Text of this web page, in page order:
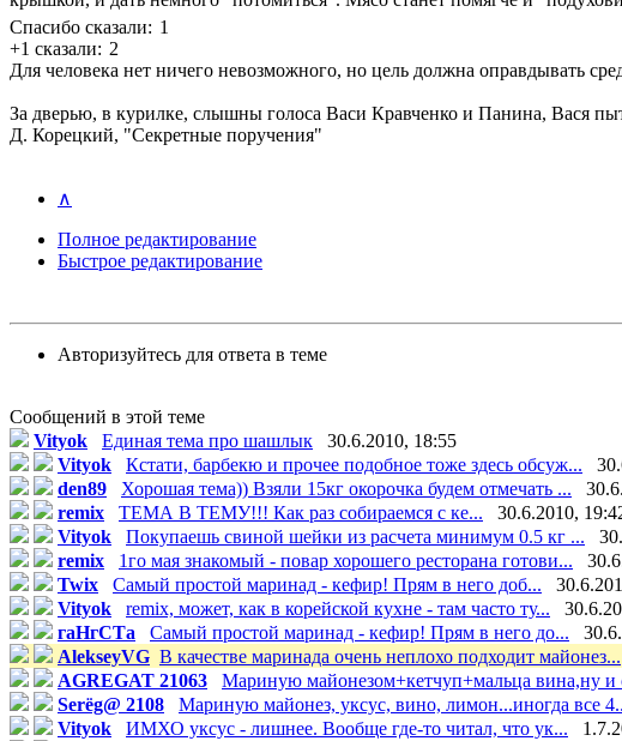
Спасибо сказали: 1
+1 сказали: 2
Для человека нет ничего невозможного, но цель должна оправдывать
За дверью, в курилке, слышны голоса Васи Кравченко и Панина, Вася
Д. Корецкий, "Секретные поручения"
∧
Полное редактирование
Быстрое редактирование
Авторизуйтесь для ответа в теме
Сообщений в этой теме
Vityok
Единая тема про шашлык
30.6.2010, 18:55
Vityok
Кстати, барбекю и прочее подобное тоже здесь обсуж...
den89
Хорошая тема)) Взяли 15кг окорочка будем отмечать ...
remix
ТЕМА В ТЕМУ!!! Как раз собираемся с ке...
30.6.2010,
Vityok
Покупаешь свиной шейки из расчета минимум 0.5 кг ...
remix
1го мая знакомый - повар хорошего ресторана готови...
Twix
Самый простой маринад - кефир! Прям в него доб...
Vityok
remix, может, как в корейской кухне - там часто ту...
гаНгСТа
Самый простой маринад - кефир! Прям в него до...
AlekseyVG В качестве маринада очень неплохо подходит майонез...
AGREGAT 21063
Мариную майонезом+кетчуп+мальца вина,ну и
Serёg@ 2108
Мариную майонез, уксус, вино, лимон...иногда все
Vityok
ИМХО уксус - лишнее. Вообще где-то читал, что ук...